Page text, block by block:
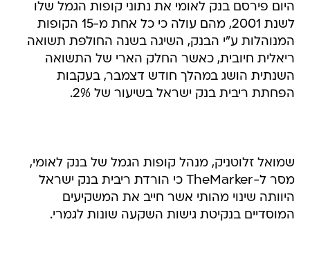
היום פירסם בנק לאומי את נתוני קופות הגמל שלו
לשנת 2001, מהם עולה כי כל אחת מ-15 הקופות
המנוהלות ע"י הבנק, השיגה בשנה החולפת תשואה
ריאלית חיובית, כאשר החלק הארי של התשואה
השנתית הושג במהלך חודש דצמבר, בעקבות
הפחתת ריבית בנק ישראל בשיעור של 2%.
שמואל זלוטניק, מנהל קופות הגמל של בנק לאומי,
מסר ל-TheMarker כי הורדת ריבית בנק ישראל
היוותה שינוי מהותי אשר חייב את המשקיעים
המוסדיים בנקיטת גישות השקעה שונות לגמרי.